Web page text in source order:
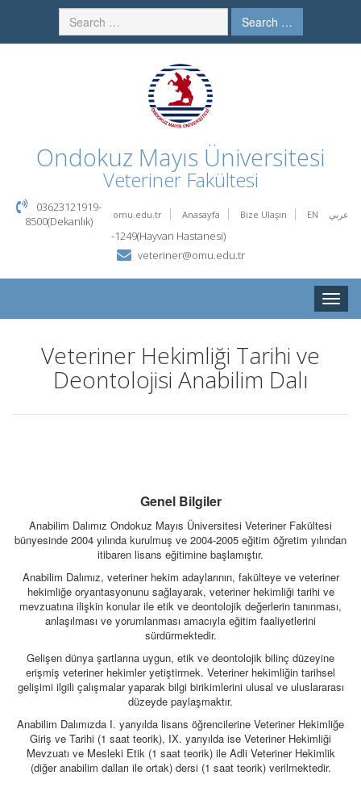
Search …
Ondokuz Mayıs Üniversitesi
Veteriner Fakültesi
omu.edu.tr Anasayfa Bize Ulaşın EN عربي
03623121919-
8500(Dekanlık)
-1249(Hayvan Hastanesi)
veteriner@omu.edu.tr
Toggle
Veteriner Hekimliği Tarihi ve
Deontolojisi Anabilim Dalı
Genel Bilgiler
Anabilim Dalımız Ondokuz Mayıs Üniversitesi Veteriner Fakültesi
bünyesinde 2004 yılında kurulmuş ve 2004-2005 eğitim öğretim yılından
itibaren lisans eğitimine başlamıştır.
Anabilim Dalımız, veteriner hekim adaylarının, fakülteye ve veteriner
hekimliğe oryantasyonunu sağlayarak, veteriner hekimliği tarihi ve
mevzuatına ilişkin konular ile etik ve deontolojik değerlerin tanınması,
anlaşılması ve yorumlanması amacıyla eğitim faaliyetlerini
sürdürmektedir.
Gelişen dünya şartlarına uygun, etik ve deontolojik bilinç düzeyine
erişmiş veteriner hekimler yetiştirmek. Veteriner hekimliğin tarihsel
gelişimi ilgili çalışmalar yaparak bilgi birikimlerini ulusal ve uluslararası
düzeyde paylaşmaktır.
Anabilim Dalımızda I. yarıyılda lisans öğrencilerine Veteriner Hekimliğe
Giriş ve Tarihi (1 saat teorik), IX. yarıyılda ise Veteriner Hekimliği
Mevzuatı ve Mesleki Etik (1 saat teorik) ile Adli Veteriner Hekimlik
(diğer anabilim dalları ile ortak) dersi (1 saat teorik) verilmektedir.